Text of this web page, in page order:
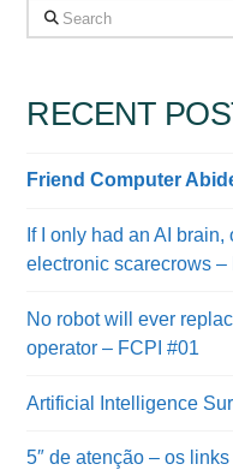
Search
RECENT
Friend Computer
If I only had an AI
electronic scarecrows –
No robot will ever
operator – FCPI #01
Artificial Intelligence
5″ de atenção – os